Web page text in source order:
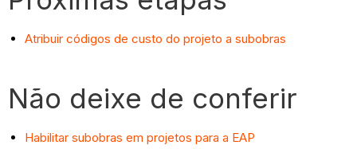
Atribuir códigos de custo do projeto a subobras
Não deixe de conferir
Habilitar subobras em projetos para a EAP